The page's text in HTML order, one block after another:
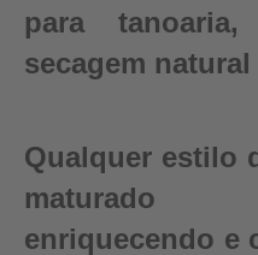
para
secagem
Qualquer estilo
maturado
enriquecendo e